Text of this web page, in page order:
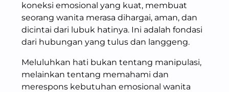
koneksi emosional yang kuat, membuat
seorang wanita merasa dihargai, aman, dan
dicintai dari lubuk hatinya. Ini adalah fondasi
dari hubungan yang tulus dan langgeng.
Meluluhkan hati bukan tentang manipulasi,
melainkan tentang memahami dan
merespons kebutuhan emosional wanita